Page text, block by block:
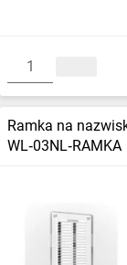
Ramka na
WL‑03NL‑RAMKA